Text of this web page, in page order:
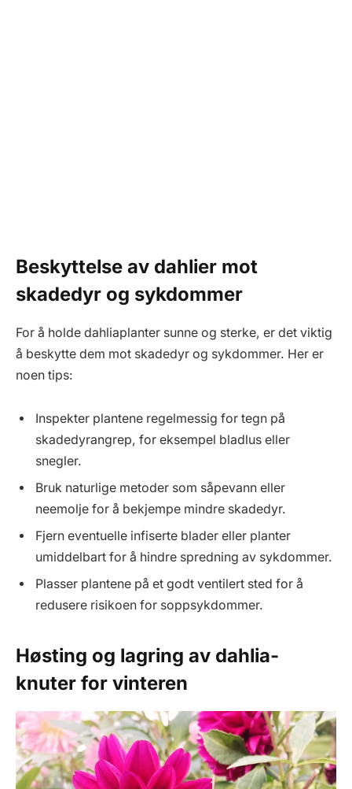
Beskyttelse av dahlier mot
skadedyr og sykdommer
For å holde dahliaplanter sunne og sterke, er det viktig
å beskytte dem mot skadedyr og sykdommer. Her er
noen tips:
Inspekter plantene regelmessig for tegn på
skadedyrangrep, for eksempel bladlus eller
snegler.
Bruk naturlige metoder som såpevann eller
neemolje for å bekjempe mindre skadedyr.
Fjern eventuelle infiserte blader eller planter
umiddelbart for å hindre spredning av sykdommer.
Plasser plantene på et godt ventilert sted for å
redusere risikoen for soppsykdommer.
Høsting og lagring av dahlia-
knuter for vinteren